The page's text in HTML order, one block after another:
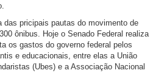
das pricipais pautas do movimento de
ônibus. Hoje o Senado Federal realiza
os gastos do governo federal pelos
e educacionais, entre elas a União
(Ubes) e a Associação Nacional